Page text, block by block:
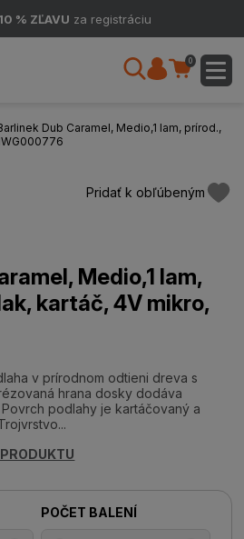
10 % ZĽAVU za registráciu
0
Dub Caramel, Medio,1 lam, prírod.,
Pridať k obľúbeným
Medio,1 lam,
kartáč, 4V mikro,
v prírodnom odtieni dreva s
hrana dosky dodáva
podlahy je kartáčovaný a
POČET BALENÍ